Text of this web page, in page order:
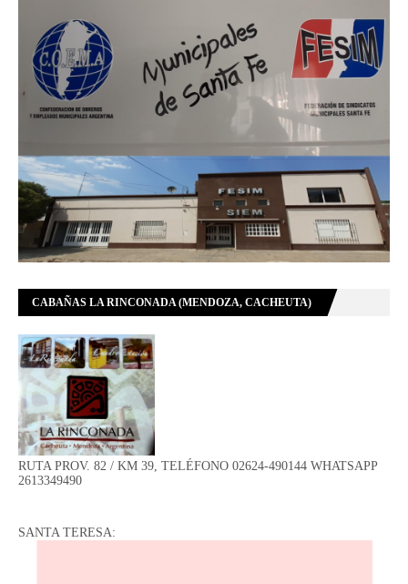
CABAÑAS LA RINCONADA (MENDOZA, CACHEUTA)
RUTA PROV. 82 / KM 39, TELÉFONO 02624-490144 WHATSAPP
2613349490
SANTA TERESA: